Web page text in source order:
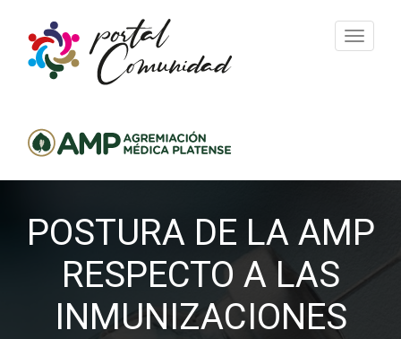
Toggle
POSTURA DE LA AMP
RESPECTO A LAS
INMUNIZACIONES